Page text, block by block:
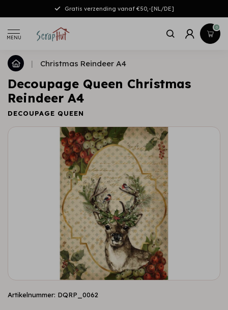
Gratis verzending vanaf €50,-[NL/DE]
MENU
0
| Christmas Reindeer A4
Decoupage Queen Christmas
Reindeer A4
DECOUPAGE QUEEN
Artikelnummer: DQRP_0062